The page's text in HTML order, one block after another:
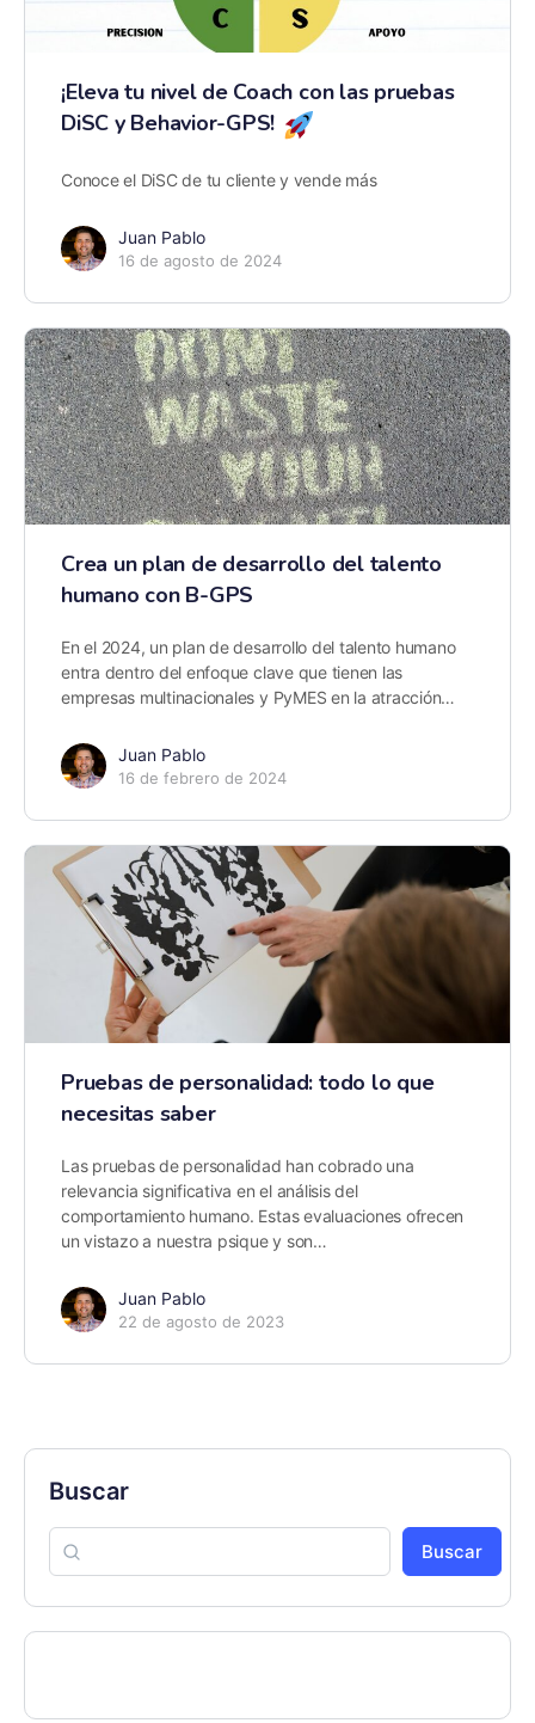
¡Eleva tu nivel de Coach con las pruebas
DiSC y Behavior-GPS!
Conoce el DiSC de tu cliente y vende más
Juan Pablo
16 de agosto de 2024
Crea un plan de desarrollo del talento
humano con B-GPS
En el 2024, un plan de desarrollo del talento humano
entra dentro del enfoque clave que tienen las
empresas multinacionales y PyMES en la atracción…
Juan Pablo
16 de febrero de 2024
Pruebas de personalidad: todo lo que
necesitas saber
Las pruebas de personalidad han cobrado una
relevancia significativa en el análisis del
comportamiento humano. Estas evaluaciones ofrecen
un vistazo a nuestra psique y son…
Juan Pablo
22 de agosto de 2023
Buscar
Buscar